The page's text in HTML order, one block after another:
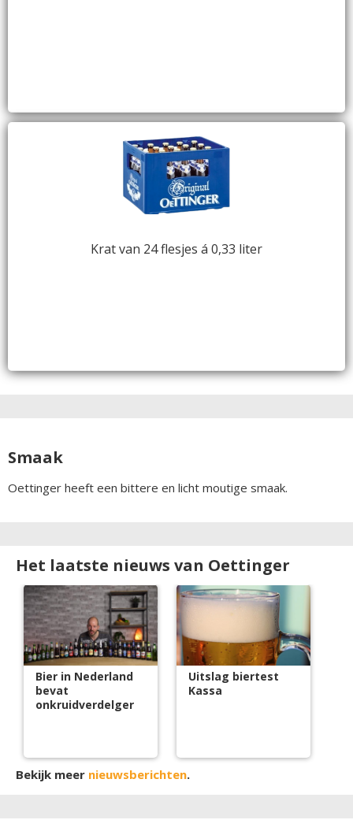
Krat van 24 flesjes á 0,33 liter
Smaak
Oettinger heeft een bittere en licht moutige smaak.
Het laatste nieuws van Oettinger
Bier in Nederland
bevat
onkruidverdelger
Uitslag biertest
Kassa
Bekijk meer nieuwsberichten.